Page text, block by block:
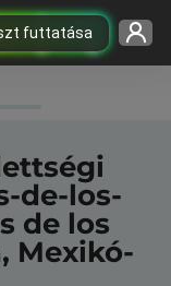
futtatása
de-los-
de los
Mexikó-